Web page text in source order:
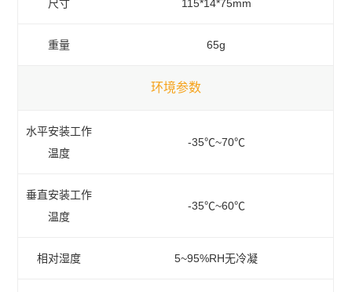
尺寸 115*14*75mm
重量 65g
环境参数
水平安装工作
温度
-35℃~70℃
垂直安装工作
温度
-35℃~60℃
相对湿度 5~95%RH无冷凝